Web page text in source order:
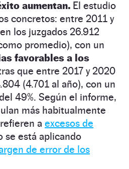
aumentan. El estudio
concretos: entre 2011 y
los juzgados 26.912
promedio), con un
favorables a los
que entre 2017 y 2020
(4.701 al año), con un
49%. Según el informe,
más habitualmente
a excesos de
se está aplicando
de error de los